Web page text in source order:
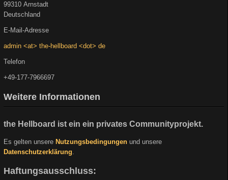
99310 Arnstadt
Deutschland
E-Mail-Adresse
admin <at> the-hellboard <dot> de
Telefon
+49-177-7966697
Weitere Informationen
the Hellboard ist ein ein privates Communityprojekt.
Es gelten unsere Nutzungsbedingungen und unsere
Datenschutzerklärung
Haftungsausschluss: